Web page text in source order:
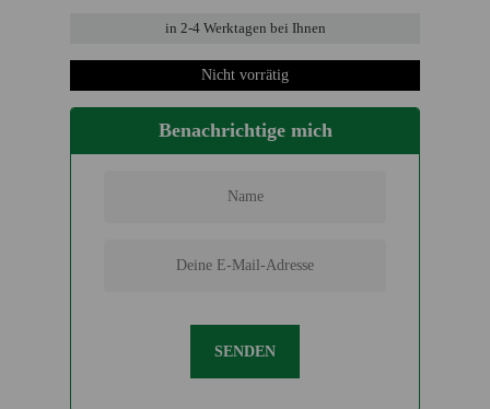
in 2-4 Werktagen bei Ihnen
Nicht vorrätig
Benachrichtige mich
SENDEN